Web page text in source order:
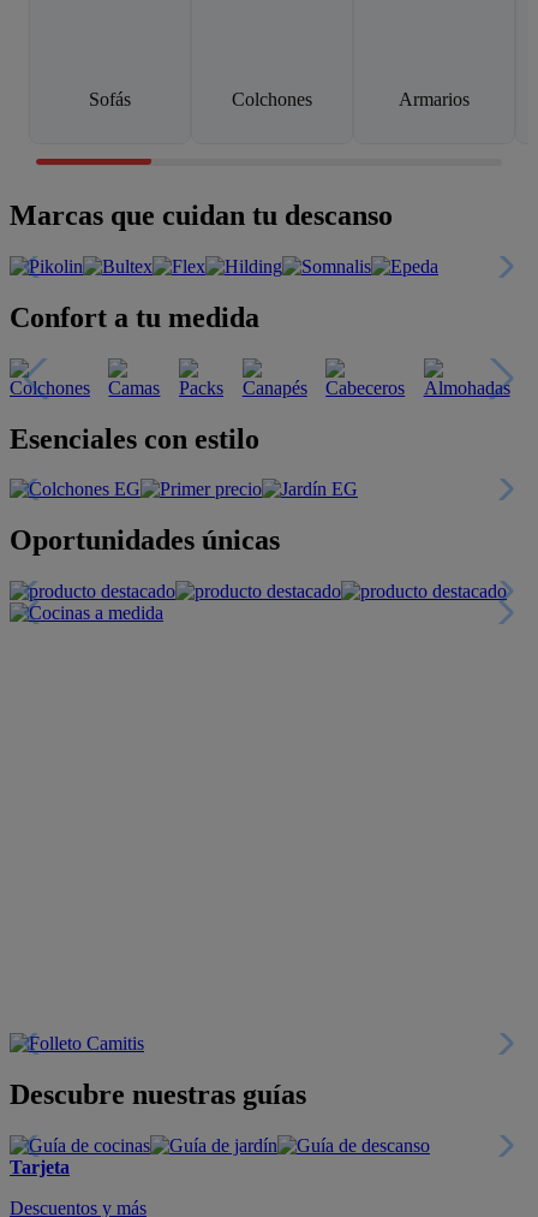
Sofás Colchones Armarios
Marcas que cuidan tu descanso
Confort a tu medida
Esenciales con estilo
Oportunidades únicas
Descubre nuestras guías
Tarjeta
Descuentos y más